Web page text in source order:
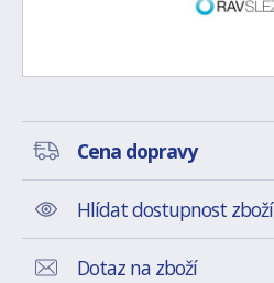
Cena dopravy
Hlídat dostupnost zboží
Dotaz na zboží